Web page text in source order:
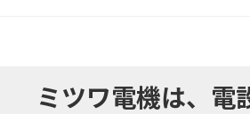
ミツワ電機は、電